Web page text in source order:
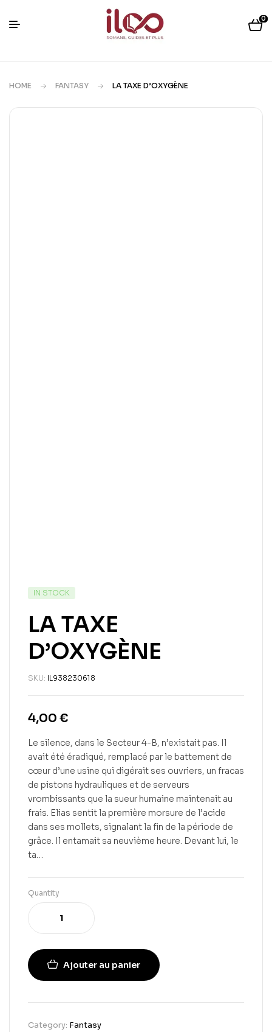
0
HOME FANTASY LA TAXE D’OXYGÈNE
IN STOCK
LA TAXE
D’OXYGÈNE
SKU: IL938230618
4,00 €
Le silence, dans le Secteur 4-B, n’existait pas. Il
avait été éradiqué, remplacé par le battement de
cœur d’une usine qui digérait ses ouvriers, un fracas
de pistons hydrauliques et de serveurs
vrombissants que la sueur humaine maintenait au
frais. Elias sentit la première morsure de l’acide
dans ses mollets, signalant la fin de la période de
grâce. Il entamait sa neuvième heure. Devant lui, le
ta…
Quantity
Ajouter au panier
Category: Fantasy